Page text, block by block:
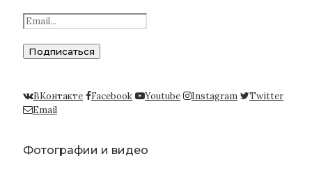
ВКонтакте Facebook Youtube Instagram
Twitter
Email
Фотографии и видео